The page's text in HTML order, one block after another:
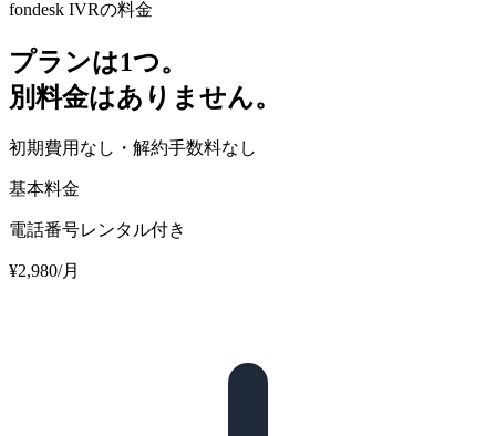
fondesk IVRの料金
プランは1つ。
別料金はありません。
初期費用なし・解約手数料なし
基本料金
電話番号レンタル付き
¥2,980/月